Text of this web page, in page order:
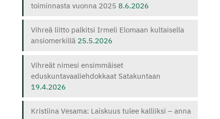
toiminnasta vuonna 2025 8.6.2026
Vihreä liitto palkitsi Irmeli Elomaan kultaisella
ansiomerkillä 25.5.2026
Vihreät nimesi ensimmäiset
eduskuntavaaliehdokkaat Satakuntaan
19.4.2026
Kristiina Vesama: Laiskuus tulee kalliiksi – anna